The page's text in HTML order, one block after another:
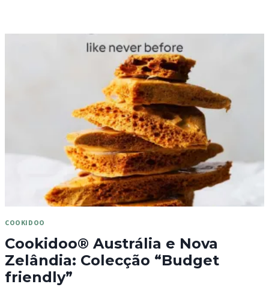
COOKIDOO
Cookidoo® Austrália e Nova
Zelândia: Colecção “Budget
friendly”